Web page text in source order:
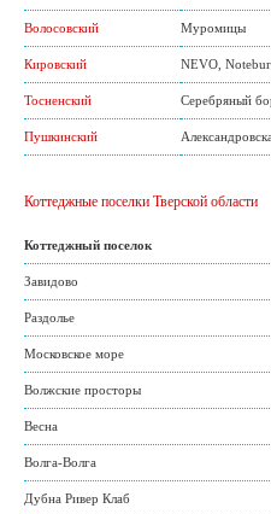
Волосовский Муромицы
Кировский NEVO
Тосненский Серебряный
Пушкинский
Коттеджные поселки Тверской области
Коттеджный поселок
Завидово
Раздолье
Московское море
Волжские просторы
Весна
Волга-Волга
Дубна Ривер Клаб